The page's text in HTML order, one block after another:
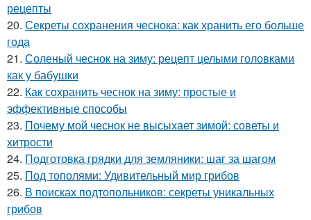
рецепты
20. Секреты сохранения чеснока: как хранить его больше
года
21. Соленый чеснок на зиму: рецепт целыми головками
как у бабушки
22. Как сохранить чеснок на зиму: простые и
эффективные способы
23. Почему мой чеснок не высыхает зимой: советы и
хитрости
24. Подготовка грядки для земляники: шаг за шагом
25. Под тополями: Удивительный мир грибов
26. В поисках подтопольников: секреты уникальных
грибов